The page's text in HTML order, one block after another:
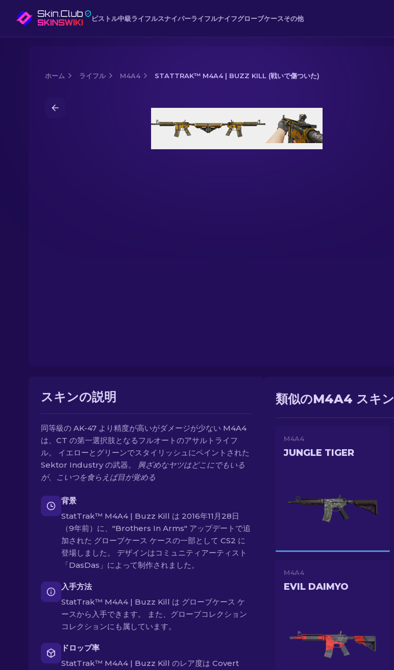
ピストル中級ライフルスナイパーライフルナイフグローブケースその他
ホーム ライフル M4A4 STATTRAK™ M4A4 | BUZZ KILL (戦いで傷ついた)
StatTrak™ M4A4 | Buzz Kill (戦いで傷ついた)
スキンの説明
同等級の AK-47 より精度が高いがダメージが少ない M4A4
は、CT の第一選択肢となるフルオートのアサルトライフ
ル。 イエローとグリーンでスタイリッシュにペイントされた
Sektor Industry の武器。 興ざめなヤツはどこにでもいる
が、こいつを食らえば目が覚める
背景
StatTrak™ M4A4 | Buzz Kill は 2016年11月28日
（9年前）に、"Brothers In Arms" アップデートで追
加された グローブケース ケースの一部として CS2 に
登場しました。 デザインはコミュニティアーティスト
「DasDas」によって制作されました。
入手方法
StatTrak™ M4A4 | Buzz Kill は グローブケース ケ
ースから入手できます。 また、グローブコレクション
コレクションにも属しています。
ドロップ率
StatTrak™ M4A4 | Buzz Kill のレア度は Covert
類似のM4A4 スキン
M4A4
JUNGLE TIGER
M4A4
EVIL DAIMYO